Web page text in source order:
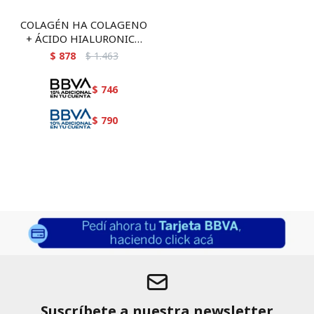
COLAGÉN HA COLAGENO
+ ÁCIDO HIALURONICO
200GR
$ 878 $ 1.463
$ 746
$ 790